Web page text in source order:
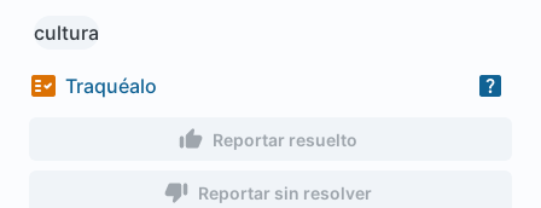
cultura
Traquéalo
Reportar resuelto
Reportar sin resolver